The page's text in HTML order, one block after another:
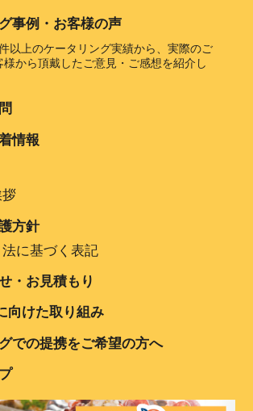
事例・お客様の声
以上のケータリング実績から、実際のご
様から頂戴したご意見・ご感想を紹介し
情報
方針
に基づく表記
・お見積もり
けた取り組み
での提携をご希望の方へ